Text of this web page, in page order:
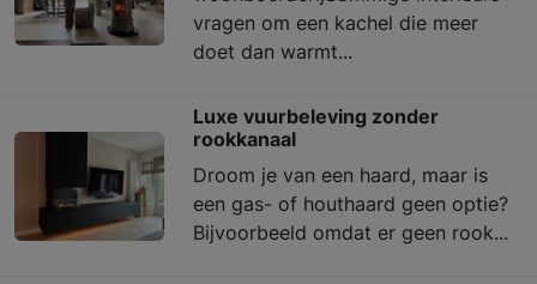
vragen om een kachel die meer
doet dan warmt...
Luxe vuurbeleving zonder
rookkanaal
Droom je van een haard, maar is
een gas- of houthaard geen optie?
Bijvoorbeeld omdat er geen rook...